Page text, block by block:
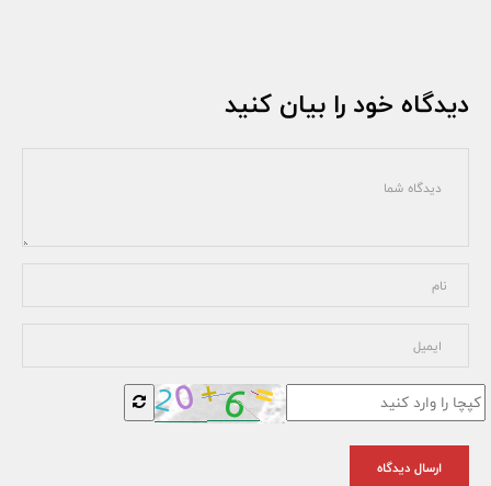
دیدگاه خود را بیان کنید
ارسال دیدگاه